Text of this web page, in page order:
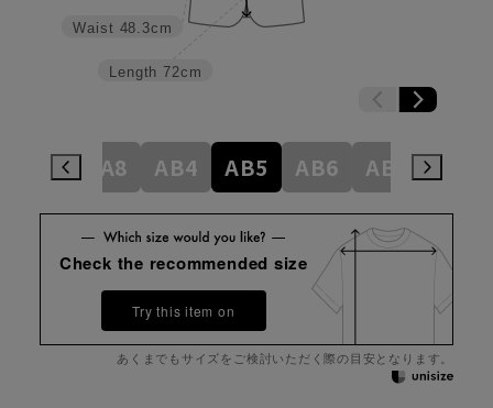
Length 72cm
Waist 48.3cm
A7 A8 AB4 AB5 AB6 AB7
Check the recommended size
Try this item on
あくまでもサイズをご検討いただく際の目安となります。